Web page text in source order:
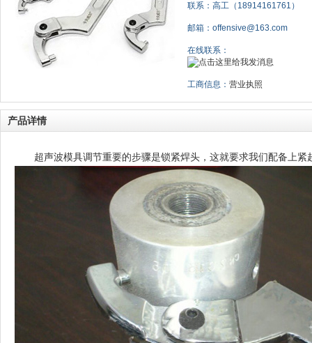
联系：高工（18914161761）
邮箱：offensive@163.com
在线联系：
工商信息： 营业执照
产品详情
超声波模具调节重要的步骤是锁紧焊头，这就要求我们配备上紧